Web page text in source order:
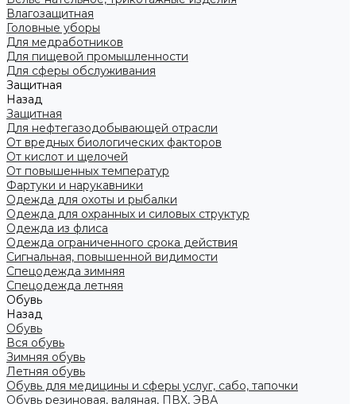
Влагозащитная
Головные уборы
Для медработников
Для пищевой промышленности
Для сферы обслуживания
Защитная
Назад
Защитная
Для нефтегазодобывающей отрасли
От вредных биологических факторов
От кислот и щелочей
От повышенных температур
Фартуки и нарукавники
Одежда для охоты и рыбалки
Одежда для охранных и силовых структур
Одежда из флиса
Одежда ограниченного срока действия
Сигнальная, повышенной видимости
Спецодежда зимняя
Спецодежда летняя
Обувь
Назад
Обувь
Вся обувь
Зимняя обувь
Летняя обувь
Обувь для медицины и сферы услуг, сабо, тапочки
Обувь резиновая, валяная, ПВХ, ЭВА